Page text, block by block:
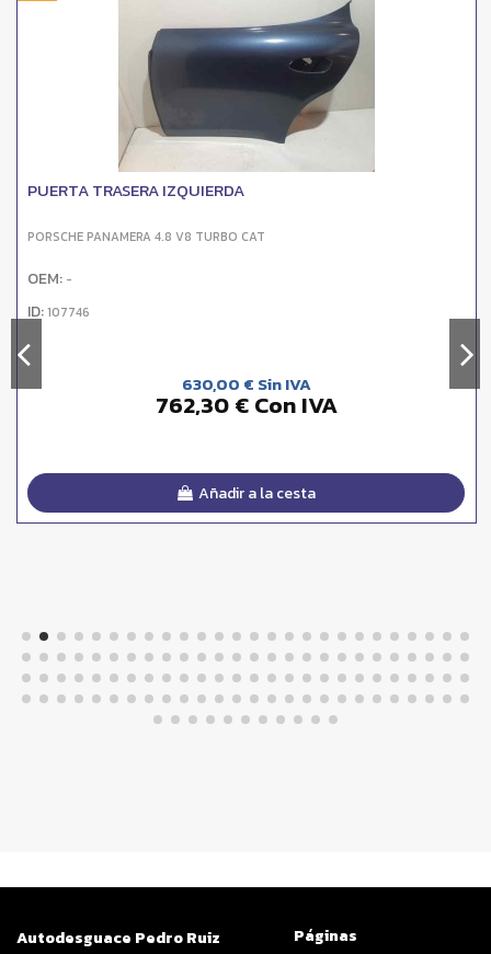
PUERTA TRASERA IZQUIERDA
PORSCHE PANAMERA 4.8 V8 TURBO CAT
OEM: -
ID:107746
630,00 € Sin IVA
762,30 € Con IVA
Añadir a la cesta
Autodesguace Pedro Ruiz
Páginas